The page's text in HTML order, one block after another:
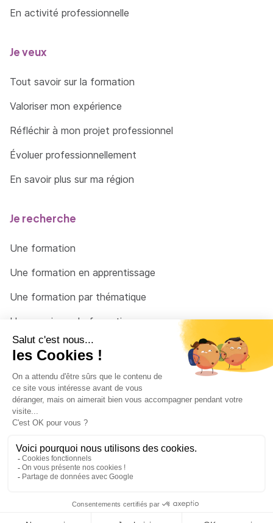
En activité professionnelle
Je veux
Tout savoir sur la formation
Valoriser mon expérience
Réfléchir à mon projet professionnel
Évoluer professionnellement
En savoir plus sur ma région
Je recherche
Une formation
Une formation en apprentissage
Une formation par thématique
Un organisme de formation
Un conseiller
Une solution pour raccrocher
© 2026 - Côté Formations - par Via Compétences
Menu Pied de page
Mentions Légales
Politique de confidentialité